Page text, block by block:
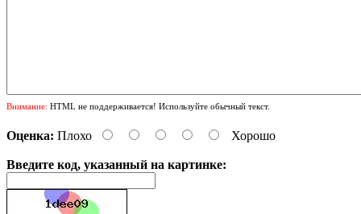
Внимание: HTML не поддерживается! Используйте обычный текст.
Оценка: Плохо Хорошо
Введите код, указанный на картинке: